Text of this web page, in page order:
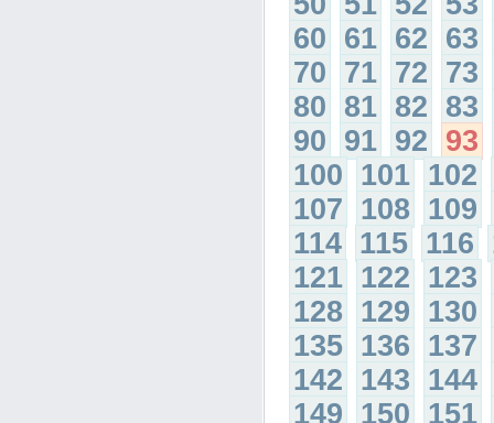
60 61 62 63
70 71 72 73
80 81 82 83
90 91 92 93
100 101 102
107 108 109
114 115 116
121 122 123
128 129 130
135 136 137
142 143 144
149 150 151